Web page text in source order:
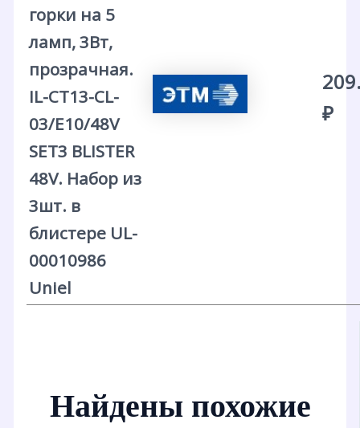
горки на 5
ламп, 3Вт,
прозрачная.
IL-CT13-CL-
03/E10/48V
SET3 BLISTER
48V. Набор из
3шт. в
блистере UL-
00010986
Uniel
₽
Найдены похожие